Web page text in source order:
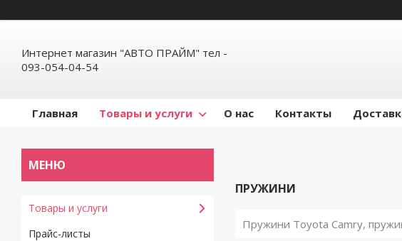
Интернет магазин "АВТО ПРАЙМ" тел -
093-054-04-54
Главная Товары и услуги О нас Контакты
ПРУЖИНИ
Пружини Toyota Camry,
Товары и услуги
Прайс-листы